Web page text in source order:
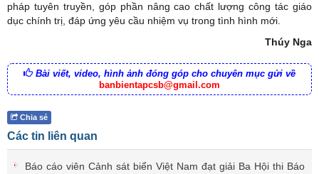
pháp tuyên truyền, góp phần nâng cao chất lượng công tác giáo
dục chính trị, đáp ứng yêu cầu nhiệm vụ trong tình hình mới.
Thúy Nga
Bài viết, video, hình ảnh đóng góp cho chuyên mục gửi về
banbientapcsb@gmail.com
Chia sẻ
Các tin liên quan
Báo cáo viên Cảnh sát biển Việt Nam đạt giải Ba Hội thi Báo